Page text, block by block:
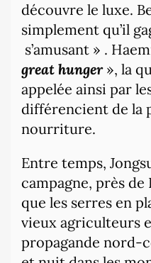
découvre le luxe.
simplement qu’il
s’amusant » .
great hunger», la
appelée ainsi par
différencient de la
nourriture.
Entre temps,
campagne, près
que les serres en
vieux agriculteurs
propagande nord-